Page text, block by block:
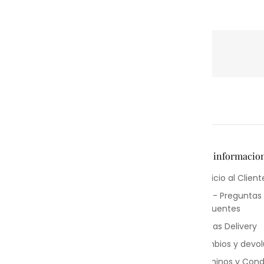
Más
Servicio al
FAQ - Preguntas
Frecuentes
Tarifas Delivery
Cambios y
Terminos y